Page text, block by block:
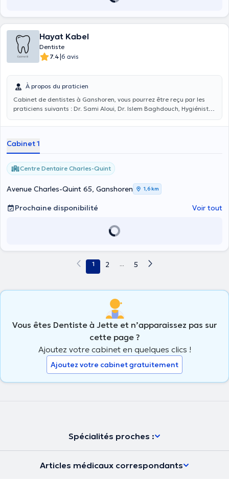
Hayat Kabel
Dentiste
7.4|6 avis
À propos du praticien
Cabinet de dentistes à Ganshoren, vous pourrez être reçu par les
praticiens suivants : Dr. Sami Aloui, Dr. Islem Baghdouch, Hygiéniste
Cabinet 1
Centre Dentaire Charles-Quint
Avenue Charles-Quint 65, Ganshoren 1,6 km
Prochaine disponibilité Voir tout
1 2 ... 5
Vous êtes Dentiste à Jette et n’apparaissez pas sur
cette page ?
Ajoutez votre cabinet en quelques clics !
Ajoutez votre cabinet gratuitement
Spécialités proches :
Articles médicaux correspondants